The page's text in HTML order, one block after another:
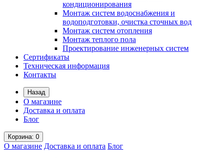
кондиционирования
Монтаж систем водоснабжения и
водоподготовки, очистка сточных вод
Монтаж систем отопления
Монтаж теплого пола
Проектирование инженерных систем
Сертификаты
Техническая информация
Контакты
Назад
О магазине
Доставка и оплата
Блог
Корзина: 0
О магазине Доставка и оплата Блог